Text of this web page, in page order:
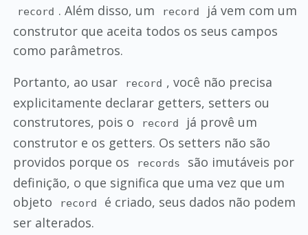
record . Além disso, um record
já vem com um
construtor que aceita todos os seus campos
como parâmetros.
Portanto, ao usar
record , você não precisa
explicitamente declarar getters, setters ou
construtores, pois o
record
já provê um
construtor e os getters. Os setters não são
providos porque os
records
são imutáveis por
definição, o que significa que uma vez que um
objeto
record
é criado, seus dados não podem
ser alterados.